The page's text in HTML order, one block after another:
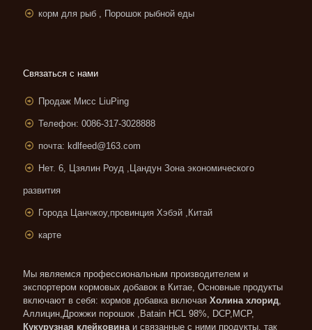
корм для рыб , Порошок рыбной еды
Связаться с нами
Продаж Мисс LiuPing
Телефон: 0086-317-3028888
почта: kdlfeed@163.com
Нет. 6, Цзялин Роуд , Цандун Зона экономического
развития
Города Цанчжоу,провинция Хэбэй ,Китай
карте
Мы являемся профессиональным производителем и
экспортером кормовых добавок в Китае, Основные продукты
включают в себя: кормов добавка включая Холина хлорид,
Аллицин,Дрожжи порошок ,Batain HCL 98%, DCP,MCP,
Кукурузная клейковинаи связанные с ними продукты, так